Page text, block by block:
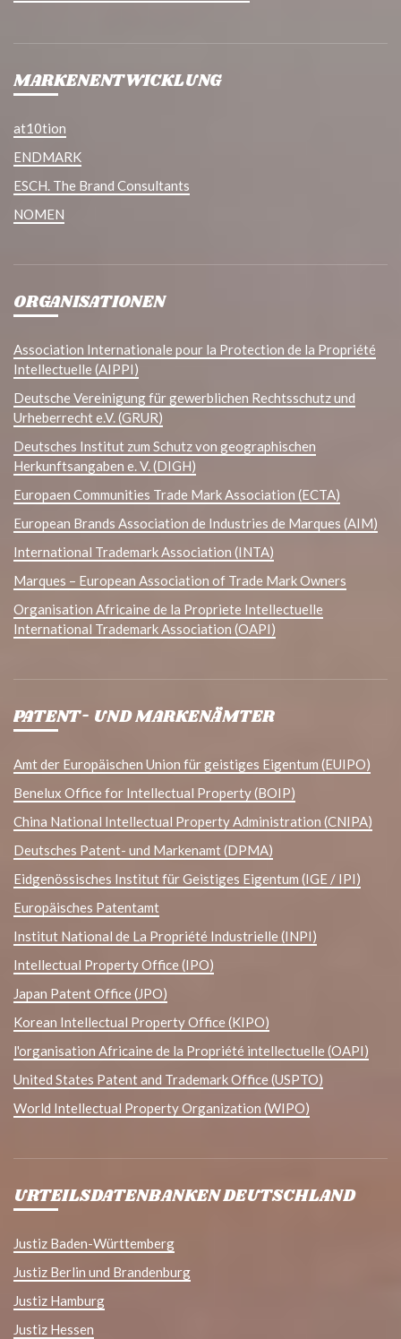
MARKENENTWICKLUNG
at10tion
ENDMARK
ESCH. The Brand Consultants
NOMEN
ORGANISATIONEN
Association Internationale pour la Protection de la Propriété
Intellectuelle (AIPPI)
Deutsche Vereinigung für gewerblichen Rechtsschutz und
Urheberrecht e.V. (GRUR)
Deutsches Institut zum Schutz von geographischen
Herkunftsangaben e. V. (DIGH)
Europaen Communities Trade Mark Association (ECTA)
European Brands Association de Industries de Marques (AIM)
International Trademark Association (INTA)
Marques – European Association of Trade Mark Owners
Organisation Africaine de la Propriete Intellectuelle
International Trademark Association (OAPI)
PATENT- UND MARKENÄMTER
Amt der Europäischen Union für geistiges Eigentum (EUIPO)
Benelux Office for Intellectual Property (BOIP)
China National Intellectual Property Administration (CNIPA)
Deutsches Patent- und Markenamt (DPMA)
Eidgenössisches Institut für Geistiges Eigentum (IGE / IPI)
Europäisches Patentamt
Institut National de La Propriété Industrielle (INPI)
Intellectual Property Office (IPO)
Japan Patent Office (JPO)
Korean Intellectual Property Office (KIPO)
l'organisation Africaine de la Propriété intellectuelle (OAPI)
United States Patent and Trademark Office (USPTO)
World Intellectual Property Organization (WIPO)
URTEILSDATENBANKEN DEUTSCHLAND
Justiz Baden-Württemberg
Justiz Berlin und Brandenburg
Justiz Hamburg
Justiz Hessen